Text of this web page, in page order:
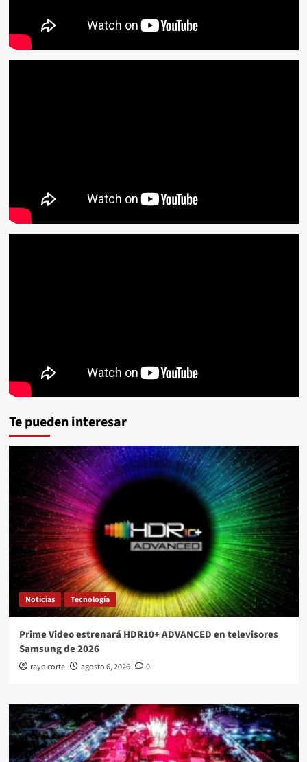
Te pueden interesar
Noticias Tecnología
Prime Video estrenará HDR10+ ADVANCED en televisores
Samsung de 2026
rayo corte agosto 6, 2026 0